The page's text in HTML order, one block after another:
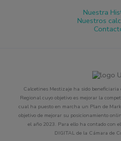
Nuestra
Nuestros
Calcetines Mestizaje ha sido beneficiaria
Regional cuyo objetivo es mejorar la
cual ha puesto en marcha un Plan de
objetivo de mejorar su posicionamiento
el año 2023. Para ello ha contado con
DIGITAL de la Cámara de